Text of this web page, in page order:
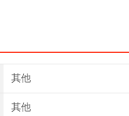
其他
其他